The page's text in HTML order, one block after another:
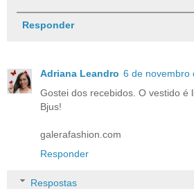
Responder
Adriana Leandro 6 de novembro
Gostei dos recebidos. O vestido é
Bjus!
galerafashion.com
Responder
Respostas